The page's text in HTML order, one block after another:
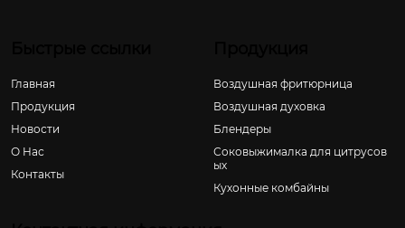
Главная
Продукция
Новости
О Hас
Контакты
Воздушная фритюрница
Воздушная духовка
Блендеры
Соковыжималка для цитрусов
ых
Кухонные комбайны